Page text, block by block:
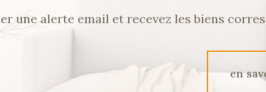
une alerte email et recevez les biens
en